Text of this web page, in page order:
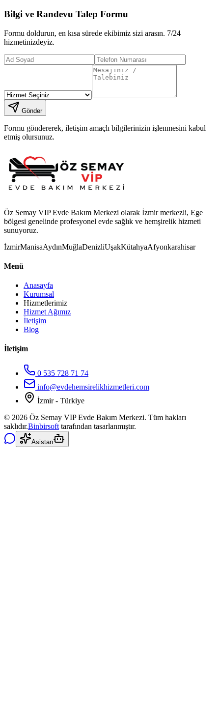
Bilgi ve Randevu Talep Formu
Formu doldurun, en kısa sürede ekibimiz sizi arasın. 7/24
hizmetinizdeyiz.
Gönder
Formu göndererek, iletişim amaçlı bilgilerinizin işlenmesini kabul
etmiş olursunuz.
Öz Semay VIP Evde Bakım Merkezi olarak İzmir merkezli, Ege
bölgesi genelinde profesyonel evde sağlık ve hemşirelik hizmeti
sunuyoruz.
İzmirManisaAydınMuğlaDenizliUşakKütahyaAfyonkarahisar
Menü
Anasayfa
Kurumsal
Hizmetlerimiz
Hizmet Ağımız
İletişim
Blog
İletişim
0 535 728 71 74
info@evdehemsirelikhizmetleri.com
İzmir - Türkiye
© 2026 Öz Semay VIP Evde Bakım Merkezi. Tüm hakları
saklıdır.Binbirsoft tarafından tasarlanmıştır.
Asistan